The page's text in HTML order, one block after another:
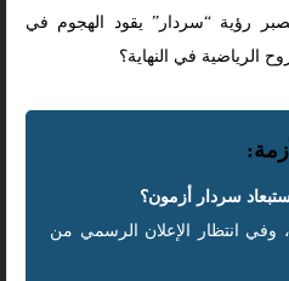
الصبر رؤية “سردار” يقود الهجوم في
الرياضية في النهاية؟
سردار أزمون؟
وفي انتظار الإعلان الرسمي من